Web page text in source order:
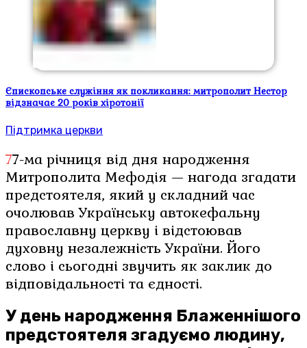
Єпископське служіння як покликання: митрополит Нестор
відзначає 20 років хіротонії
Підтримка церкви
77-ма річниця від дня народження
Митрополита Мефодія — нагода згадати
предстоятеля, який у складний час
очолював Українську автокефальну
православну церкву і відстоював
духовну незалежність України. Його
слово і сьогодні звучить як заклик до
відповідальності та єдності.
У день народження Блаженнішого
предстоятеля згадуємо людину,